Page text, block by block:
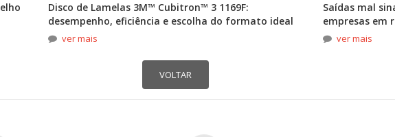
Disco de Lamelas 3M™ Cubitron™ 3 1169F:
desempenho, eficiência e escolha do formato ideal
ver mais
Saídas mal
empresas em
ver mais